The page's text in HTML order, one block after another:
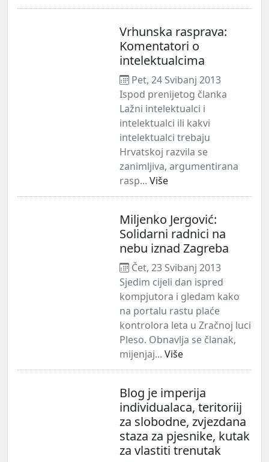
Vrhunska rasprava:
Komentatori o
intelektualcima
Pet, 24 Svibanj 2013
Ispod prenijetog članka
Lažni intelektualci i
intelektualci ili kakvi
intelektualci trebaju
Hrvatskoj razvila se
zanimljiva, argumentirana
rasp... Više
Miljenko Jergović:
Solidarni radnici na
nebu iznad Zagreba
Čet, 23 Svibanj 2013
Sjedim cijeli dan ispred
kompjutora i gledam kako
na portalu rastu plaće
kontrolora leta u Zračnoj luci
Pleso. Obnavlja se članak,
mijenjaj... Više
Blog je imperija
individualaca, teritoriij
za slobodne, zvjezdana
staza za pjesnike, kutak
za vlastiti trenutak